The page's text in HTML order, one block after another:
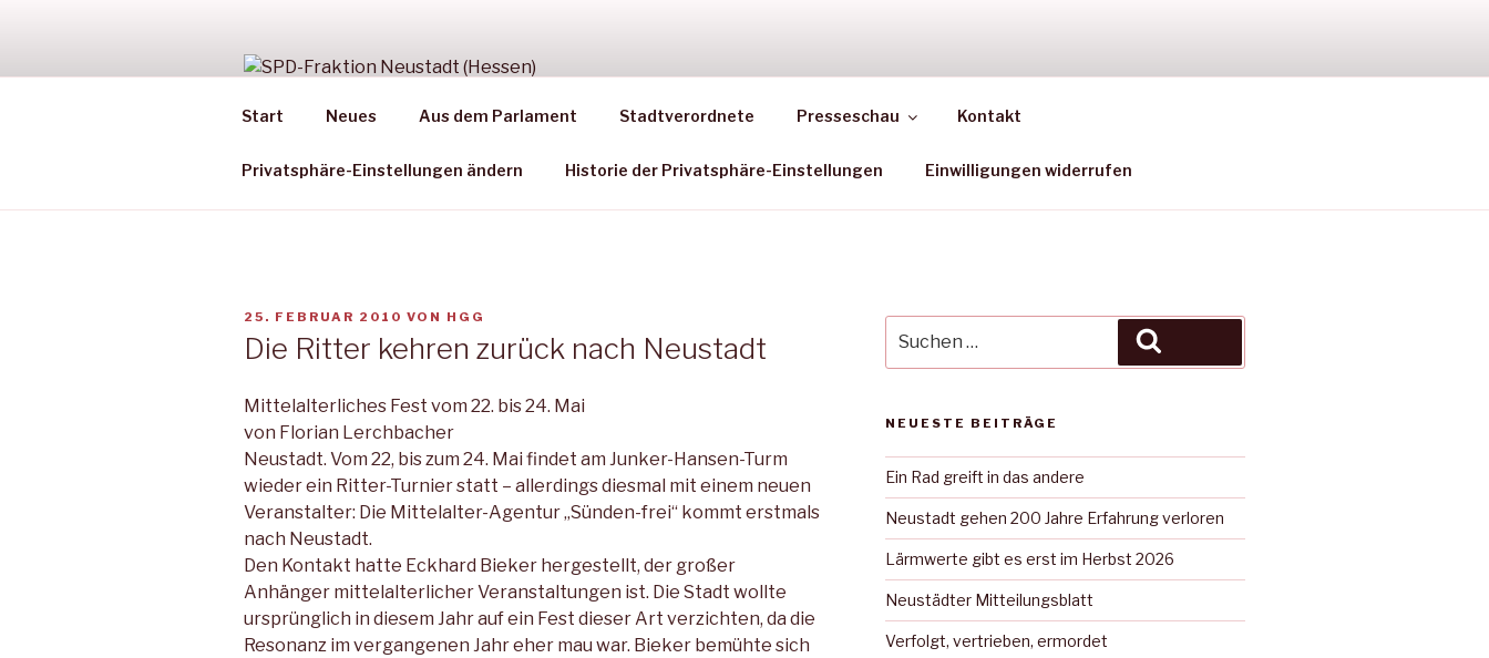
SPD-FRAKTION NEUSTADT (HESSEN)
Start Neues Aus dem Parlament Stadtverordnete Presseschau Kontakt
Privatsphäre-Einstellungen ändern Historie der Privatsphäre-Einstellungen Einwilligungen widerrufen
VERÖFFENTLICHT
25. FEBRUAR 2010 VON HGG
Die Ritter kehren zurück nach Neustadt
Mittelalterliches Fest vom 22. bis 24. Mai
von Florian Lerchbacher
Neustadt. Vom 22, bis zum 24. Mai findet am Junker-Hansen-Turm
wieder ein Ritter-Turnier statt – allerdings diesmal mit einem neuen
Veranstalter: Die Mittelalter-Agentur „Sünden-frei“ kommt erstmals
nach Neustadt.
Den Kontakt hatte Eckhard Bieker hergestellt, der großer
Anhänger mittelalterlicher Veranstaltungen ist. Die Stadt wollte
ursprünglich in diesem Jahr auf ein Fest dieser Art verzichten, da die
Resonanz im vergangenen Jahr eher mau war. Bieker bemühte sich
nach:
NEUESTE BEITRÄGE
Ein Rad greift in das andere
Neustadt gehen 200 Jahre Erfahrung verloren
Lärmwerte gibt es erst im Herbst 2026
Neustädter Mitteilungsblatt
Verfolgt, vertrieben, ermordet